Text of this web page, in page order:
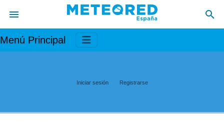
Menú Principal
Iniciar sesión Registrarse